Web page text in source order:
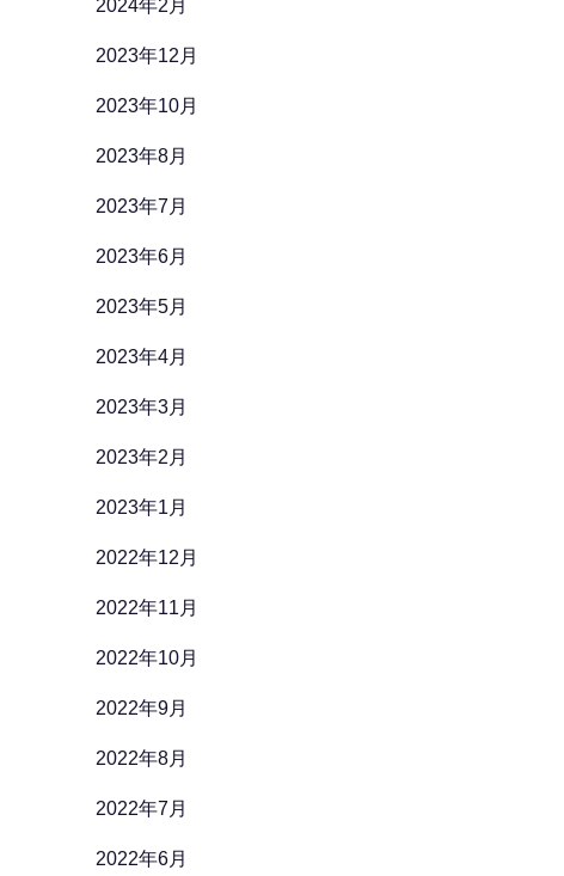
2024年2月
2023年12月
2023年10月
2023年8月
2023年7月
2023年6月
2023年5月
2023年4月
2023年3月
2023年2月
2023年1月
2022年12月
2022年11月
2022年10月
2022年9月
2022年8月
2022年7月
2022年6月